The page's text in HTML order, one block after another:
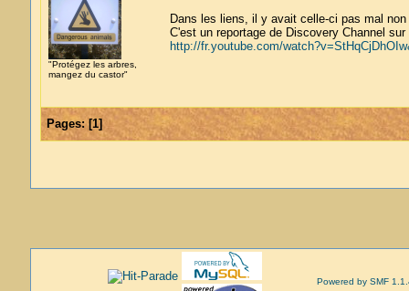
"Protégez les arbres,
mangez du castor"
Dans les liens, il y avait celle-ci pas mal
C'est un reportage de Discovery Channel
http://fr.youtube.com/
Pages:[1]
Powered by SMF